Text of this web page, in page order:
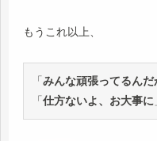
もうこれ以上、
「みんな頑張ってるんだ
「仕方ないよ、お大事に